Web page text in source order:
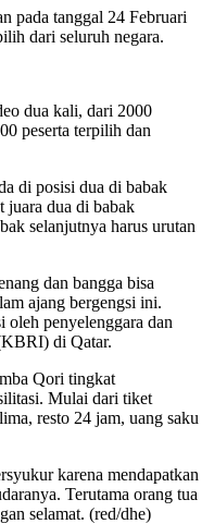
pada tanggal 24 Februari
dari seluruh negara.
dua kali, dari 2000
peserta terpilih dan
di posisi dua di babak
juara dua di babak
selanjutnya harus urutan
dan bangga bisa
ajang bergengsi ini.
oleh penyelenggara dan
di Qatar.
Qori tingkat
Mulai dari tiket
resto 24 jam, uang saku
karena mendapatkan
Terutama orang tua
selamat. (red/dhe)